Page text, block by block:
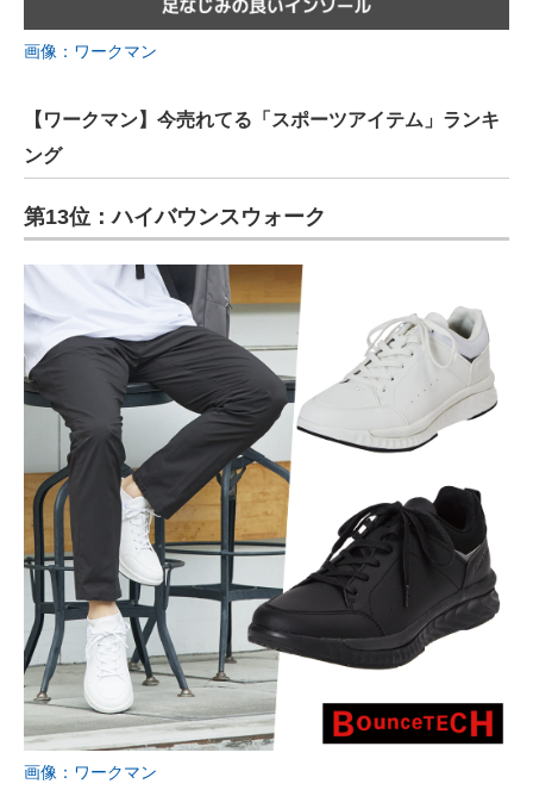
画像：ワークマン
【ワークマン】今売れてる「スポーツアイテム」ランキ
ング
第13位：ハイバウンスウォーク
画像：ワークマン